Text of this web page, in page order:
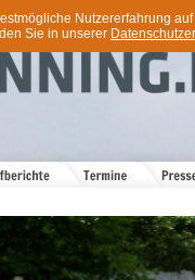
Nutzererfahrung
Sie in unserer